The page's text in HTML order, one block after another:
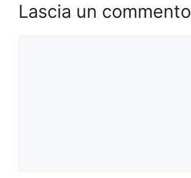
Lascia un commento